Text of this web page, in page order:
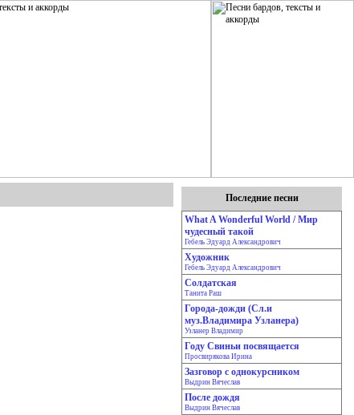
Последние песни
What A Wonderful World / Мир
чудесный такой
Гебель Эдуард Александрович
Художник
Гебель Эдуард Александрович
Солдатская
Танита Раш
Города-дожди (Сл.и
муз.Владимира Узланера)
Узланер Владимир
Году Свиньи посвящается
Просвирякова Ирина
Зазговор с однокурсником
Выдрин Вячеслав
После дождя
Выдрин Вячеслав